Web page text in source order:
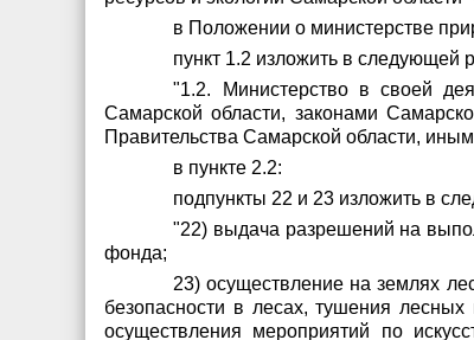
в Положении о министерстве
пункт 1.2 изложить в следующей
"1.2. Министерство в своей
Самарской области, законами
Правительства Самарской области,
в пункте 2.2:
подпункты 22 и 23 изложить в
"22) выдача разрешений на
фонда;
23) осуществление на землях
безопасности в лесах, тушения
осуществления мероприятий по